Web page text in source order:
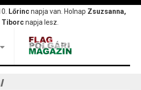
Lőrincnapja van. Holnap Zsuzsanna,
Tiborcnapja lesz.